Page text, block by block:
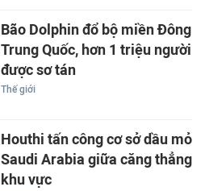
Bão Dolphin đổ bộ miền Đông
Trung Quốc, hơn 1 triệu người
được sơ tán
Thế giới
Houthi tấn công cơ sở dầu mỏ
Saudi Arabia giữa căng thẳng
khu vực